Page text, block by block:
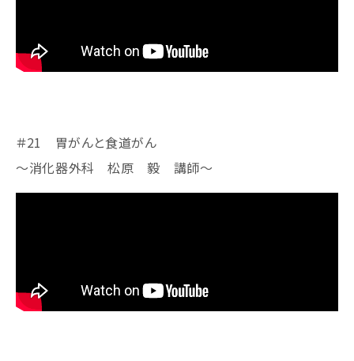
＃21 胃がんと食道がん
～消化器外科 松原 毅 講師～